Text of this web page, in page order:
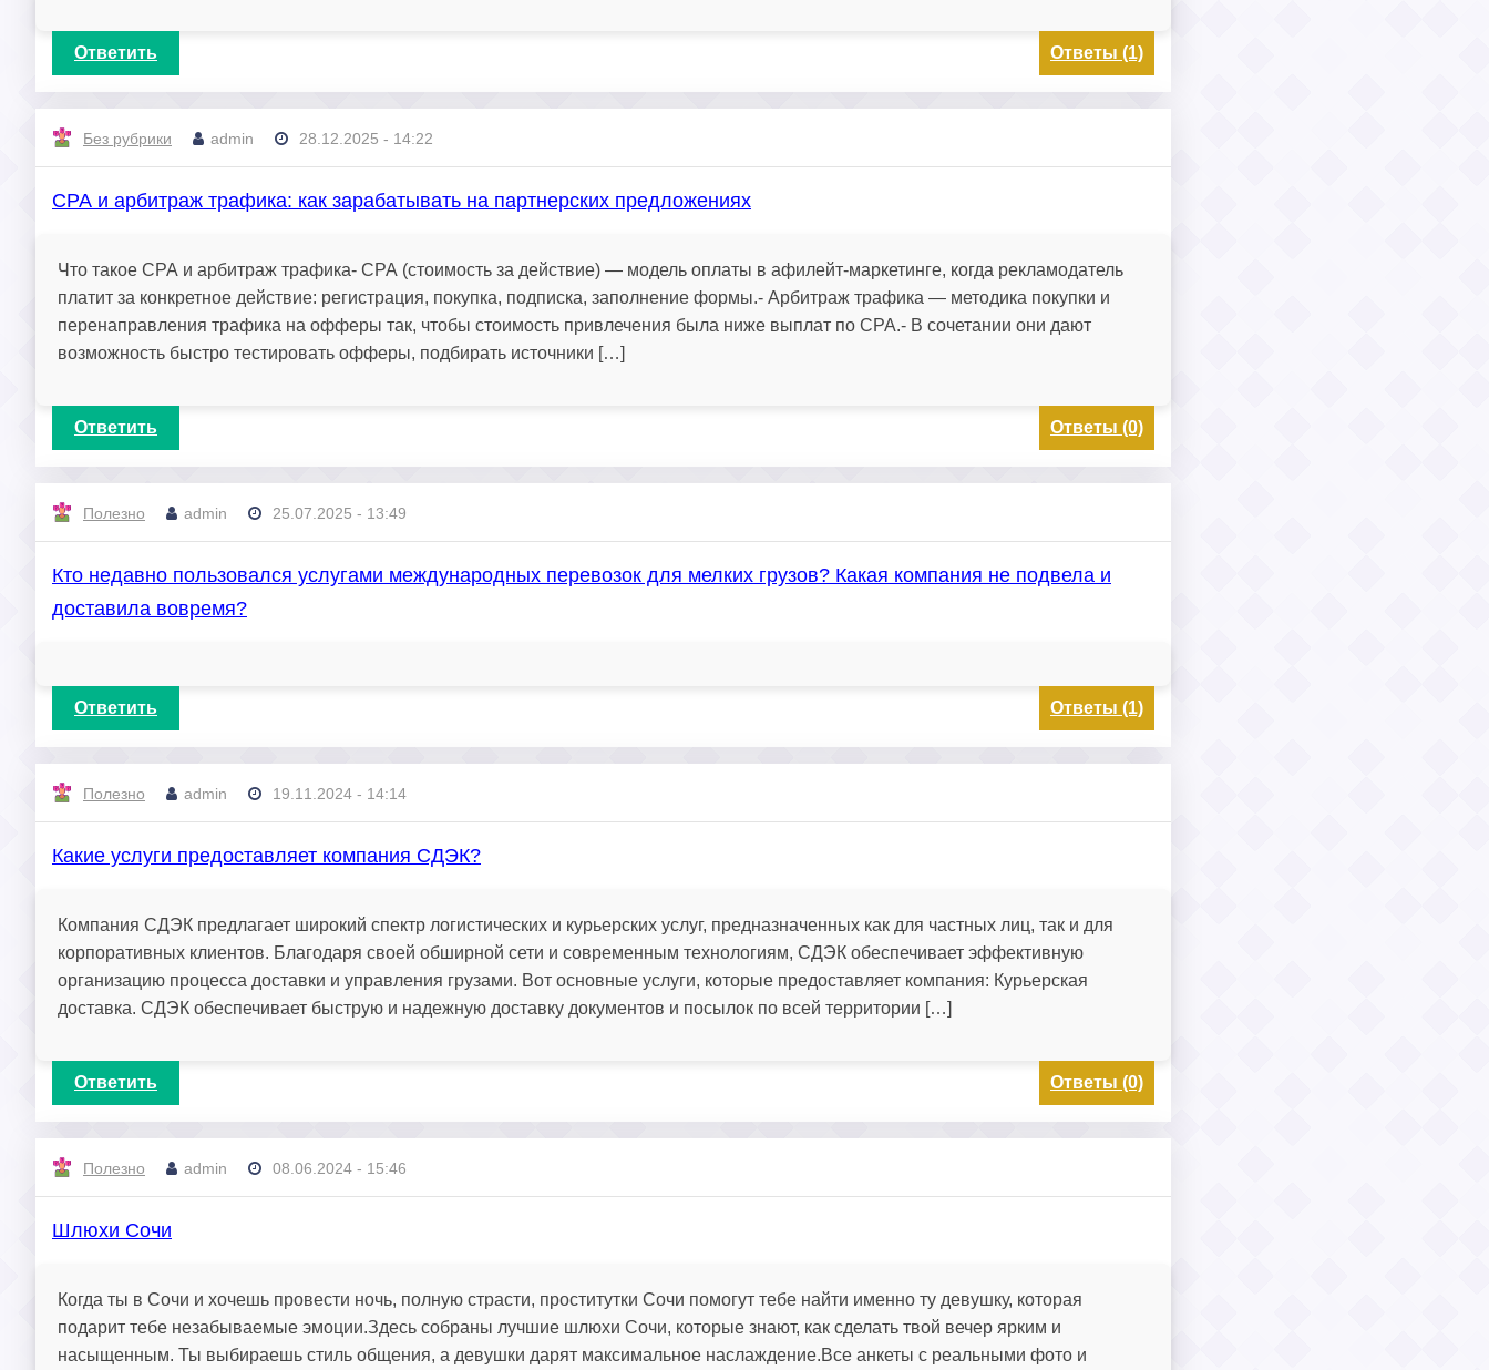
Ответить Ответы (1)
Без рубрики admin 28.12.2025 - 14:22
СРА и арбитраж трафика: как зарабатывать на партнерских предложениях
Что такое СРА и арбитраж трафика- СРА (стоимость за действие) — модель оплаты в афилейт-маркетинге, когда рекламодатель
платит за конкретное действие: регистрация, покупка, подписка, заполнение формы.- Арбитраж трафика — методика покупки и
перенаправления трафика на офферы так, чтобы стоимость привлечения была ниже выплат по СРА.- В сочетании они дают
возможность быстро тестировать офферы, подбирать источники […]
Ответить Ответы (0)
Полезно admin 25.07.2025 - 13:49
Кто недавно пользовался услугами международных перевозок для мелких грузов? Какая компания не подвела и
доставила вовремя?
Ответить Ответы (1)
Полезно admin 19.11.2024 - 14:14
Какие услуги предоставляет компания СДЭК?
Компания СДЭК предлагает широкий спектр логистических и курьерских услуг, предназначенных как для частных лиц, так и для
корпоративных клиентов. Благодаря своей обширной сети и современным технологиям, СДЭК обеспечивает эффективную
организацию процесса доставки и управления грузами. Вот основные услуги, которые предоставляет компания: Курьерская
доставка. СДЭК обеспечивает быструю и надежную доставку документов и посылок по всей территории […]
Ответить Ответы (0)
Полезно admin 08.06.2024 - 15:46
Шлюхи Сочи
Когда ты в Сочи и хочешь провести ночь, полную страсти, проститутки Сочи помогут тебе найти именно ту девушку, которая
подарит тебе незабываемые эмоции.Здесь собраны лучшие шлюхи Сочи, которые знают, как сделать твой вечер ярким и
насыщенным. Ты выбираешь стиль общения, а девушки дарят максимальное наслаждение.Все анкеты с реальными фото и